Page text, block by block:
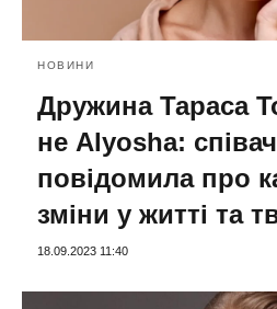
НОВИНИ
Дружина Тараса
не Alyosha:
повідомила про
зміни у житті та
18.09.2023 11:40